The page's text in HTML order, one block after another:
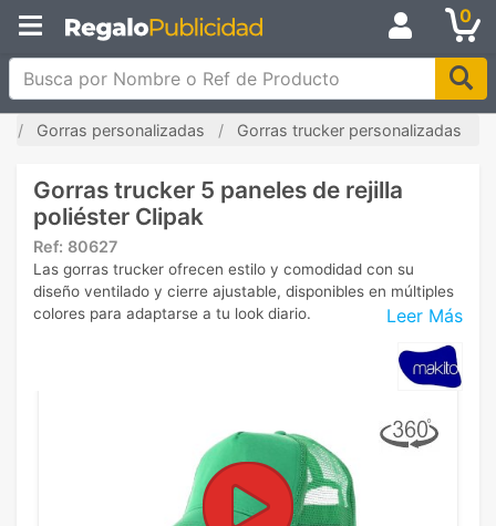
0
Busca por Nombre o Ref de Producto
Gorras personalizadas Gorras trucker personalizadas
Gorras trucker 5 paneles de rejilla
poliéster Clipak
Ref: 80627
Leer Más
Las gorras trucker ofrecen estilo y comodidad con su
diseño ventilado y cierre ajustable, disponibles en múltiples
colores para adaptarse a tu look diario.